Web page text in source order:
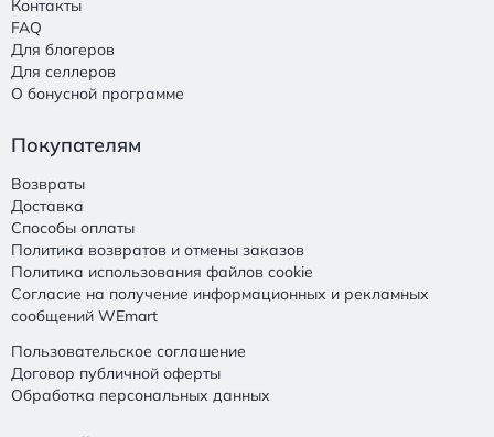
Контакты
FAQ
Для блогеров
Для селлеров
О бонусной программе
Покупателям
Возвраты
Доставка
Способы оплаты
Политика возвратов и отмены заказов
Политика использования файлов cookie
Согласие на получение информационных и рекламных
сообщений WEmart
Пользовательское соглашение
Договор публичной оферты
Обработка персональных данных